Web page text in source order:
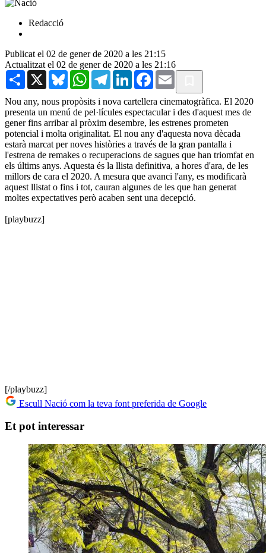
Redacció
Publicat el 02 de gener de 2020 a les 21:15
Actualitzat el 02 de gener de 2020 a les 21:16
Share X BlueskyWhatsAppTelegramLinkedInFacebook
Email
Nou any, nous propòsits i nova cartellera cinematogràfica. El 2020
presenta un menú de pel·lícules espectacular i des d'aquest mes de
gener fins arribar al pròxim desembre, les estrenes prometen
potencial i molta originalitat. El nou any d'aquesta nova dècada
estarà marcat per noves històries a través de la gran pantalla i
l'estrena de remakes o recuperacions de sagues que han triomfat en
els últims anys. Aquesta és la llista definitiva, a hores d'ara, de les
millors de cara el 2020. A mesura que avanci l'any, es modificarà
aquest llistat o fins i tot, cauran algunes de les que han generat
moltes expectatives però acaben sent una decepció.
[playbuzz]
[/playbuzz]
Escull Nació com la teva font preferida de Google
Et pot interessar